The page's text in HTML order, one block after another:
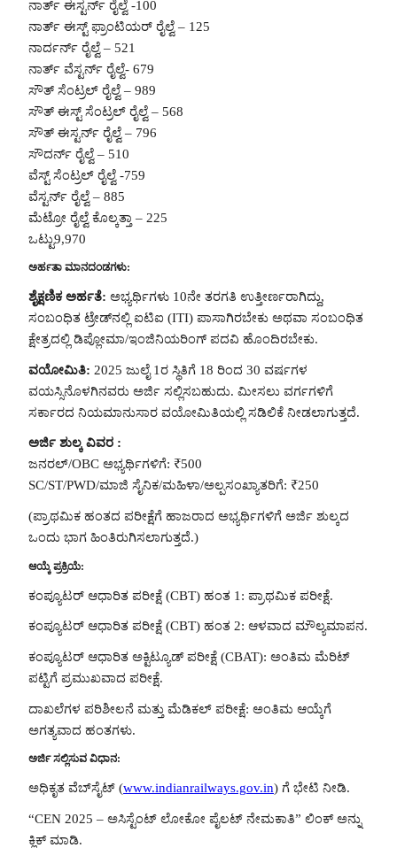
ನಾರ್ತ್ ಈಸ್ಟರ್ನ್ ರೈಲ್ವೆ -100
ನಾರ್ತ್ ಈಸ್ಟ್ ಫ್ರಾಂಟಿಯರ್ ರೈಲ್ವೆ – 125
ನಾರ್ದರ್ನ್ ರೈಲ್ವೆ – 521
ನಾರ್ತ್ ವೆಸ್ಟರ್ನ್ ರೈಲ್ವೆ- 679
ಸೌತ್ ಸೆಂಟ್ರಲ್ ರೈಲ್ವೆ – 989
ಸೌತ್ ಈಸ್ಟ್ ಸೆಂಟ್ರಲ್ ರೈಲ್ವೆ – 568
ಸೌತ್ ಈಸ್ಟರ್ನ್ ರೈಲ್ವೆ – 796
ಸೌದರ್ನ್ ರೈಲ್ವೆ – 510
ವೆಸ್ಟ್ ಸೆಂಟ್ರಲ್ ರೈಲ್ವೆ -759
ವೆಸ್ಟರ್ನ್ ರೈಲ್ವೆ – 885
ಮೆಟ್ರೋ ರೈಲ್ವೆ ಕೊಲ್ಕತ್ತಾ – 225
ಒಟ್ಟು9,970
ಅರ್ಹತಾ ಮಾನದಂಡಗಳು:
ಶೈಕ್ಷಣಿಕ ಅರ್ಹತೆ: ಅಭ್ಯರ್ಥಿಗಳು 10ನೇ ತರಗತಿ ಉತ್ತೀರ್ಣರಾಗಿದ್ದು,
ಸಂಬಂಧಿತ ಟ್ರೇಡ್‌ನಲ್ಲಿ ಐಟಿಐ (ITI) ಪಾಸಾಗಿರಬೇಕು ಅಥವಾ ಸಂಬಂಧಿತ
ಕ್ಷೇತ್ರದಲ್ಲಿ ಡಿಪ್ಲೋಮಾ/ಇಂಜಿನಿಯರಿಂಗ್ ಪದವಿ ಹೊಂದಿರಬೇಕು.
ವಯೋಮಿತಿ: 2025 ಜುಲೈ 1ರ ಸ್ಥಿತಿಗೆ 18 ರಿಂದ 30 ವರ್ಷಗಳ
ವಯಸ್ಸಿನೊಳಗಿನವರು ಅರ್ಜಿ ಸಲ್ಲಿಸಬಹುದು. ಮೀಸಲು ವರ್ಗಗಳಿಗೆ
ಸರ್ಕಾರದ ನಿಯಮಾನುಸಾರ ವಯೋಮಿತಿಯಲ್ಲಿ ಸಡಿಲಿಕೆ ನೀಡಲಾಗುತ್ತದೆ.
ಅರ್ಜಿ ಶುಲ್ಕ ವಿವರ :
ಜನರಲ್/OBC ಅಭ್ಯರ್ಥಿಗಳಿಗೆ: ₹500
SC/ST/PWD/ಮಾಜಿ ಸೈನಿಕ/ಮಹಿಳಾ/ಅಲ್ಪಸಂಖ್ಯಾತರಿಗೆ: ₹250
(ಪ್ರಾಥಮಿಕ ಹಂತದ ಪರೀಕ್ಷೆಗೆ ಹಾಜರಾದ ಅಭ್ಯರ್ಥಿಗಳಿಗೆ ಅರ್ಜಿ ಶುಲ್ಕದ
ಒಂದು ಭಾಗ ಹಿಂತಿರುಗಿಸಲಾಗುತ್ತದೆ.)
ಆಯ್ಕೆ ಪ್ರಕ್ರಿಯೆ:
ಕಂಪ್ಯೂಟರ್ ಆಧಾರಿತ ಪರೀಕ್ಷೆ (CBT) ಹಂತ 1: ಪ್ರಾಥಮಿಕ ಪರೀಕ್ಷೆ.
ಕಂಪ್ಯೂಟರ್ ಆಧಾರಿತ ಪರೀಕ್ಷೆ (CBT) ಹಂತ 2: ಆಳವಾದ ಮೌಲ್ಯಮಾಪನ.
ಕಂಪ್ಯೂಟರ್ ಆಧಾರಿತ ಅಕ್ಟಿಟ್ಯೂಡ್ ಪರೀಕ್ಷೆ (CBAT): ಅಂತಿಮ ಮೆರಿಟ್
ಪಟ್ಟಿಗೆ ಪ್ರಮುಖವಾದ ಪರೀಕ್ಷೆ.
ದಾಖಲೆಗಳ ಪರಿಶೀಲನೆ ಮತ್ತು ಮೆಡಿಕಲ್ ಪರೀಕ್ಷೆ: ಅಂತಿಮ ಆಯ್ಕೆಗೆ
ಅಗತ್ಯವಾದ ಹಂತಗಳು.
ಅರ್ಜಿ ಸಲ್ಲಿಸುವ ವಿಧಾನ:
ಅಧಿಕೃತ ವೆಬ್‌ಸೈಟ್‌ (www.indianrailways.gov.in) ಗೆ ಭೇಟಿ ನೀಡಿ.
“CEN 2025 – ಅಸಿಸ್ಟೆಂಟ್ ಲೋಕೋ ಪೈಲಟ್ ನೇಮಕಾತಿ” ಲಿಂಕ್ ಅನ್ನು
ಕ್ಲಿಕ್ ಮಾಡಿ.